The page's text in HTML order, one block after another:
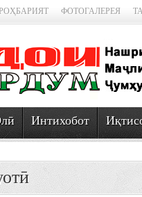
ФОТОГАЛЕРЕЯ
Интихобот